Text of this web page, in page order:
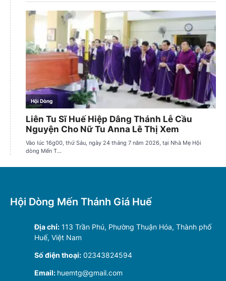
Hội Dòng Mến Thánh Giá Huế
Địa chỉ: 113 Trần Phú, Phường Thuận Hóa, Thành phố
Huế, Việt Nam
Số điện thoại: 02343824594
Email: huemtg@gmail.com